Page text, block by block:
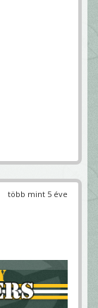
több mint 5 éve